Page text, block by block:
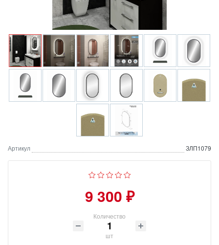
Артикул ЗЛП1079
9 300 ₽
Количество
шт